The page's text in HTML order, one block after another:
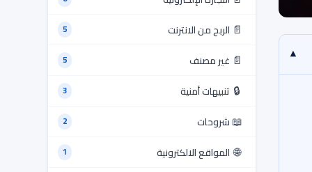
▾
📄 الربح من الانترنت 5
📄 غير مصنف 5
🔒 تنبيهات أمنية 3
📖شروحات 2
🌐 المواقع الالكترونية 1